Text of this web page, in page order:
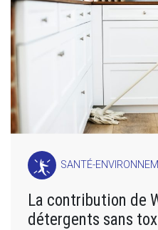
SANTÉ-
La contribution de
détergents sans